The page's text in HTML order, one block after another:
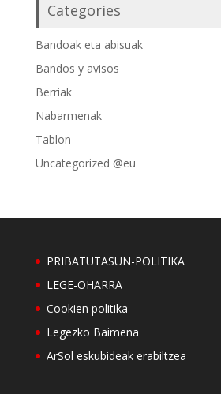
Categories
Bandoak eta abisuak
Bandos y avisos
Berriak
Nabarmenak
Tablon
Uncategorized @eu
PRIBATUTASUN-POLITIKA
LEGE-OHARRA
Cookien politika
Legezko Baimena
ArSol eskubideak erabiltzea